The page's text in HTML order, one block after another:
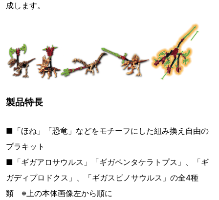
成します。
製品特長
■「ほね」「恐竜」などをモチーフにした組み換え自由の
プラキット
■「ギガアロサウルス」「ギガペンタケラトプス」、「ギ
ガディプロドクス」、「ギガスピノサウルス」の全4種
類 ※上の本体画像左から順に